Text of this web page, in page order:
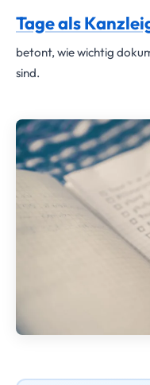
Tage als
betont, wie wichtig
sind.